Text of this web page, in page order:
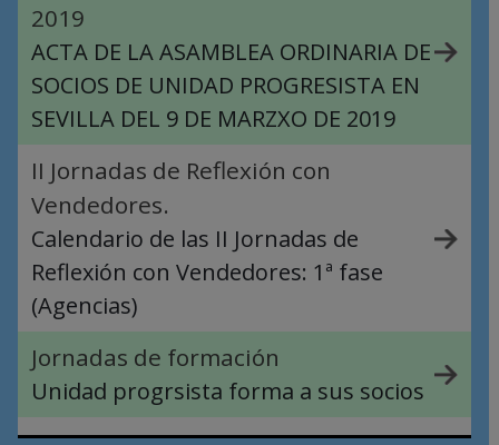
2019
ACTA DE LA ASAMBLEA ORDINARIA DE
SOCIOS DE UNIDAD PROGRESISTA EN
SEVILLA DEL 9 DE MARZXO DE 2019
II Jornadas de Reflexión con
Vendedores.
Calendario de las II Jornadas de
Reflexión con Vendedores: 1ª fase
(Agencias)
Jornadas de formación
Unidad progrsista forma a sus socios